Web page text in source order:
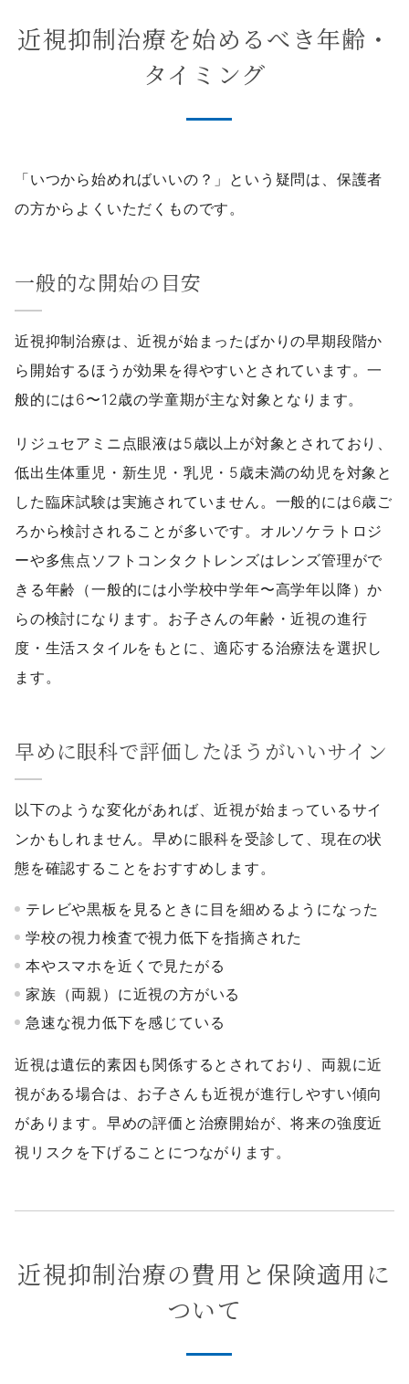
近視抑制治療を始めるべき年齢・
タイミング
「いつから始めればいいの？」という疑問は、保護者
の方からよくいただくものです。
一般的な開始の目安
近視抑制治療は、近視が始まったばかりの早期段階か
ら開始するほうが効果を得やすいとされています。一
般的には6〜12歳の学童期が主な対象となります。
リジュセアミニ点眼液は5歳以上が対象とされており、
低出生体重児・新生児・乳児・5歳未満の幼児を対象と
した臨床試験は実施されていません。一般的には6歳ご
ろから検討されることが多いです。オルソケラトロジ
ーや多焦点ソフトコンタクトレンズはレンズ管理がで
きる年齢（一般的には小学校中学年〜高学年以降）か
らの検討になります。お子さんの年齢・近視の進行
度・生活スタイルをもとに、適応する治療法を選択し
ます。
早めに眼科で評価したほうがいいサイン
以下のような変化があれば、近視が始まっているサイ
ンかもしれません。早めに眼科を受診して、現在の状
態を確認することをおすすめします。
テレビや黒板を見るときに目を細めるようになった
学校の視力検査で視力低下を指摘された
本やスマホを近くで見たがる
家族（両親）に近視の方がいる
急速な視力低下を感じている
近視は遺伝的素因も関係するとされており、両親に近
視がある場合は、お子さんも近視が進行しやすい傾向
があります。早めの評価と治療開始が、将来の強度近
視リスクを下げることにつながります。
近視抑制治療の費用と保険適用に
ついて